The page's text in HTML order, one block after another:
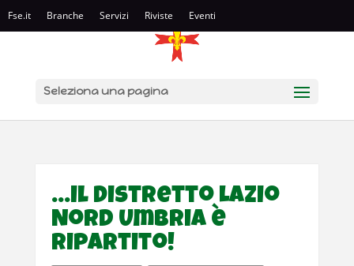
Fse.it Branche Servizi Riviste Eventi
Seleziona una pagina
…il Distretto Lazio
Nord Umbria è
ripartito!